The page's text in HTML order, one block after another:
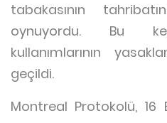
tabakasının
oynuyordu. Bu
kullanımlarının
geçildi.
Montreal Protokolü, 16